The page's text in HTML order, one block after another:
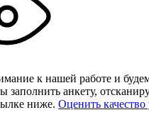
к нашей работе и
заполнить анкету,
ниже. Оценить качество